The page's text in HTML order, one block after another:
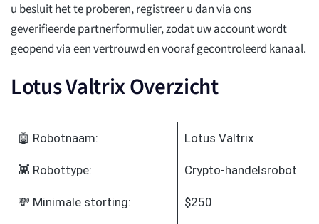
u besluit het te proberen, registreer u dan via ons
geverifieerde partnerformulier, zodat uw account wordt
geopend via een vertrouwd en vooraf gecontroleerd kanaal.
Lotus Valtrix Overzicht
🤖 Robotnaam: Lotus Valtrix
👾 Robottype: Crypto-handelsrobot
💸 Minimale storting: $250